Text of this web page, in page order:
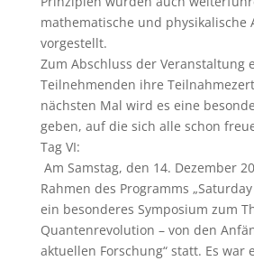
mathematische und physikalische
vorgestellt.
Zum Abschluss der Veranstaltung
Teilnehmenden ihre
nächsten Mal wird es eine
geben, auf die sich alle schon
Tag VI:
Am Samstag, den 14. Dezember
Rahmen des Programms
ein besonderes Symposium zum
Quantenrevolution – von den
aktuellen Forschung“ statt. Es war